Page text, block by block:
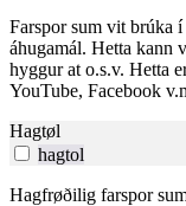
Farspor sum vit brúka
áhugamál. Hetta kann
hyggur at o.s.v. Hetta
YouTube, Facebook
Hagtøl
hagtol
Hagfrøðilig farspor